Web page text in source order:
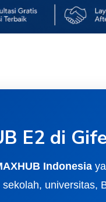
E2 di
Indonesia
universitas,